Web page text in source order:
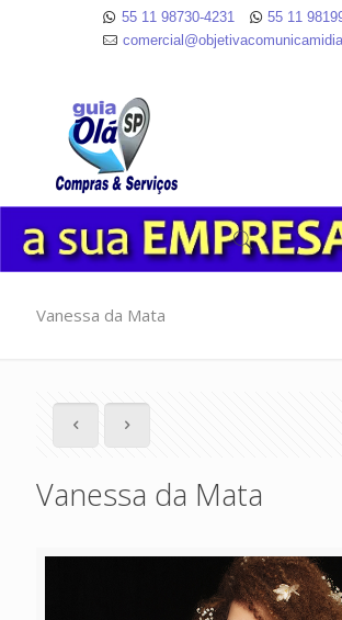
55 11 98730-4231
55 11
Vanessa da Mata
Vanessa da Mata